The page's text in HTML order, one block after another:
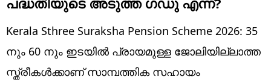
Lifestyle
world
Kerala Sthree Suraksha Pension Scheme 2026: 35
നും 60 നും ഇടയില്‍ പ്രായമുള്ള ജോലിയില്ലാത്ത
സ്ത്രീകള്‍ക്കാണ് സാമ്പത്തിക സഹായം